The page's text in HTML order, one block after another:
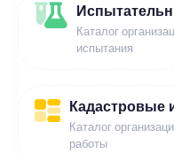
Каталог
испытания
Кадастровые
Каталог
работы